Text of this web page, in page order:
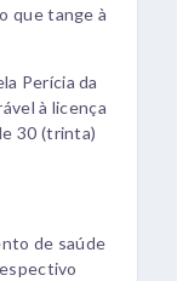
que tange à
Perícia da
à licença
30 (trinta)
de saúde